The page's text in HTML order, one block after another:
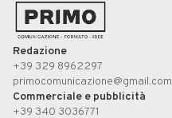
Redazione
+39 329 8962297
primocomunicazione@gmail.com
Commerciale e pubblicità
+39 340 3036771